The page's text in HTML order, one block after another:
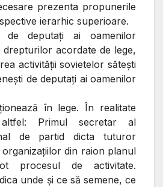
prezenta propunerile
ierarhic superioare.
de deputaţi ai oamenilor
drepturilor acordate de lege,
activităţii sovietelor săteşti
de deputaţi ai oamenilor
în lege. În realitate
Primul secretar al
de partid dicta tuturor
din raion planul
procesul de activitate.
unde şi ce să semene, ce